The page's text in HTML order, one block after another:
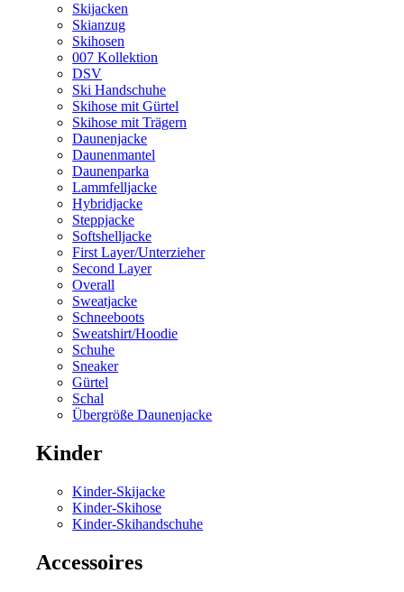
Skijacken
Skianzug
Skihosen
007 Kollektion
DSV
Ski Handschuhe
Skihose mit Gürtel
Skihose mit Trägern
Daunenjacke
Daunenmantel
Daunenparka
Lammfelljacke
Hybridjacke
Steppjacke
Softshelljacke
First Layer/Unterzieher
Second Layer
Overall
Sweatjacke
Schneeboots
Sweatshirt/Hoodie
Schuhe
Sneaker
Gürtel
Schal
Übergröße Daunenjacke
Kinder
Kinder-Skijacke
Kinder-Skihose
Kinder-Skihandschuhe
Accessoires